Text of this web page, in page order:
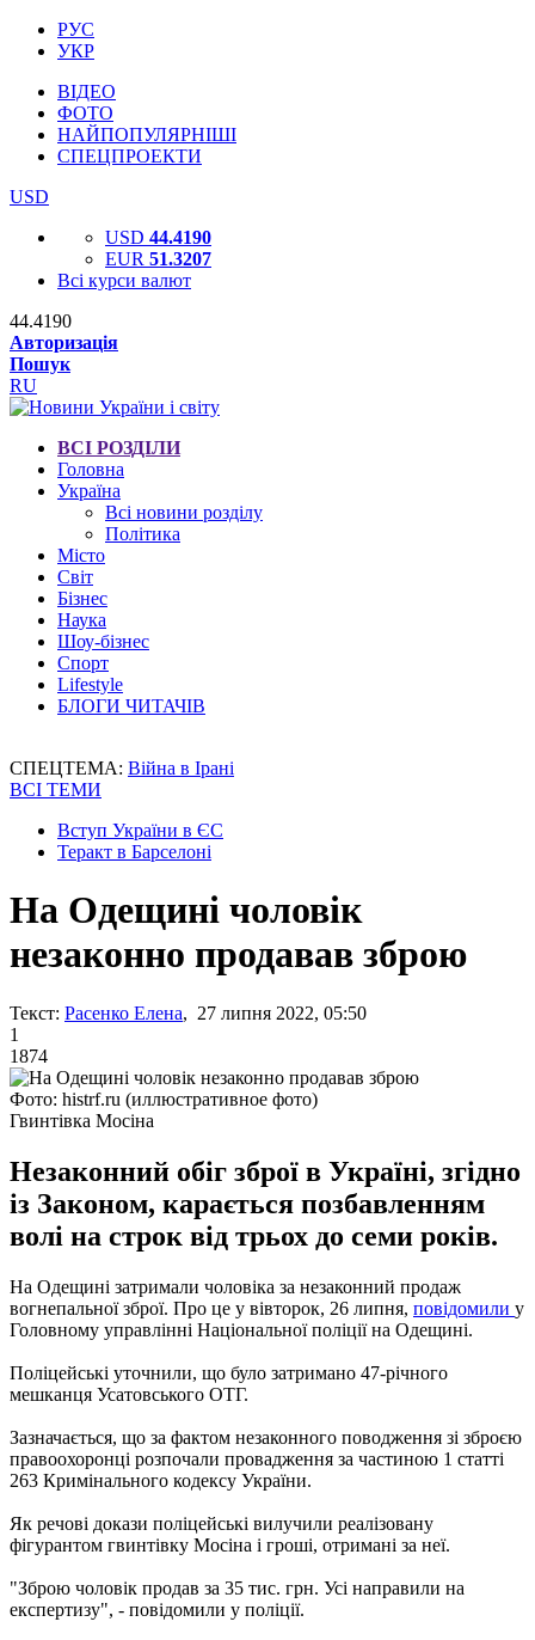
РУС
УКР
ВІДЕО
ФОТО
НАЙПОПУЛЯРНІШІ
СПЕЦПРОЕКТИ
USD
USD 44.4190
EUR 51.3207
Всі курси валют
44.4190
Авторизація
Пошук
RU
ВСІ РОЗДІЛИ
Головна
Україна
Всі новини розділу
Політика
Місто
Світ
Бізнес
Наука
Шоу-бізнес
Спорт
Lifestyle
БЛОГИ ЧИТАЧІВ
СПЕЦТЕМА: Війна в Ірані
ВСІ ТЕМИ
Вступ України в ЄС
Теракт в Барселоні
На Одещині чоловік
незаконно продавав зброю
Текст: Расенко Елена, 27 липня 2022, 05:50
1
1874
Фото: histrf.ru (иллюстративное фото)
Гвинтівка Мосіна
Незаконний обіг зброї в Україні, згідно
із Законом, карається позбавленням
волі на строк від трьох до семи років.
На Одещині затримали чоловіка за незаконний продаж
вогнепальної зброї. Про це у вівторок, 26 липня, повідомили у
Головному управлінні Національної поліції на Одещині.
Поліцейські уточнили, що було затримано 47-річного
мешканця Усатовського ОТГ.
Зазначається, що за фактом незаконного поводження зі зброєю
правоохоронці розпочали провадження за частиною 1 статті
263 Кримінального кодексу України.
Як речові докази поліцейські вилучили реалізовану
фігурантом гвинтівку Мосіна і гроші, отримані за неї.
"Зброю чоловік продав за 35 тис. грн. Усі направили на
експертизу", - повідомили у поліції.